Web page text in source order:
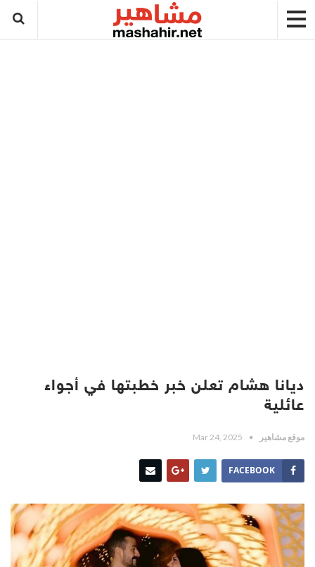
ديانا هشام تعلن خبر خطبتها في أجواء
عائلية
موقع مشاهير Mar 24, 2025
FACEBOOK